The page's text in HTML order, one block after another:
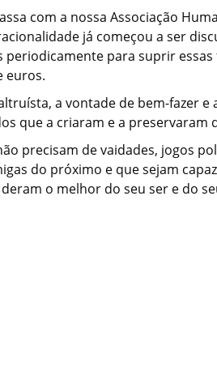
com a nossa Associação
já começou a ser
periodicamente para suprir
euros.
a vontade de bem-fazer
que a criaram e a preservaram
precisam de vaidades, jogos
do próximo e que sejam
o melhor do seu ser e do